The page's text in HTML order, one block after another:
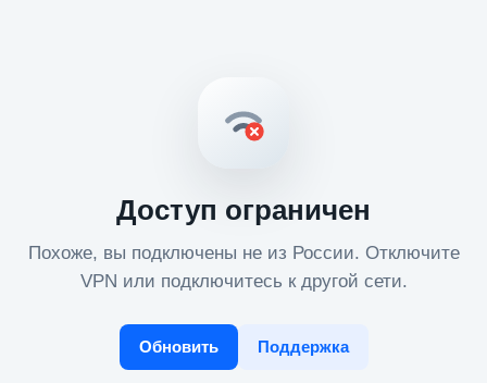
Доступ ограничен
Похоже, вы подключены не из России. Отключите
VPN или подключитесь к другой сети.
Обновить Поддержка